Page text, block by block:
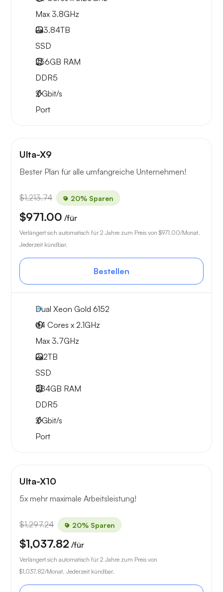
Max 3.8GHz
2x3.84TB
SSD
256GB RAM
DDR5
2Gbit/s
Port
Ulta-X9
Bester Plan für alle umfangreiche Unternehmen!
$1,213.74 20% Sparen
$971.00 /für
Verlängert sich automatisch für 2 Jahre zum Preis von $971.00/Monat.
Jederzeit kündbar.
Bestellen
Dual Xeon Gold 6152
44 Cores x 2.1GHz
Max 3.7GHz
2x2TB
SSD
384GB RAM
DDR5
2Gbit/s
Port
Ulta-X10
5x mehr maximale Arbeitsleistung!
$1,297.24 20% Sparen
$1,037.82 /für
Verlängert sich automatisch für 2 Jahre zum Preis von
$1,037.82/Monat. Jederzeit kündbar.